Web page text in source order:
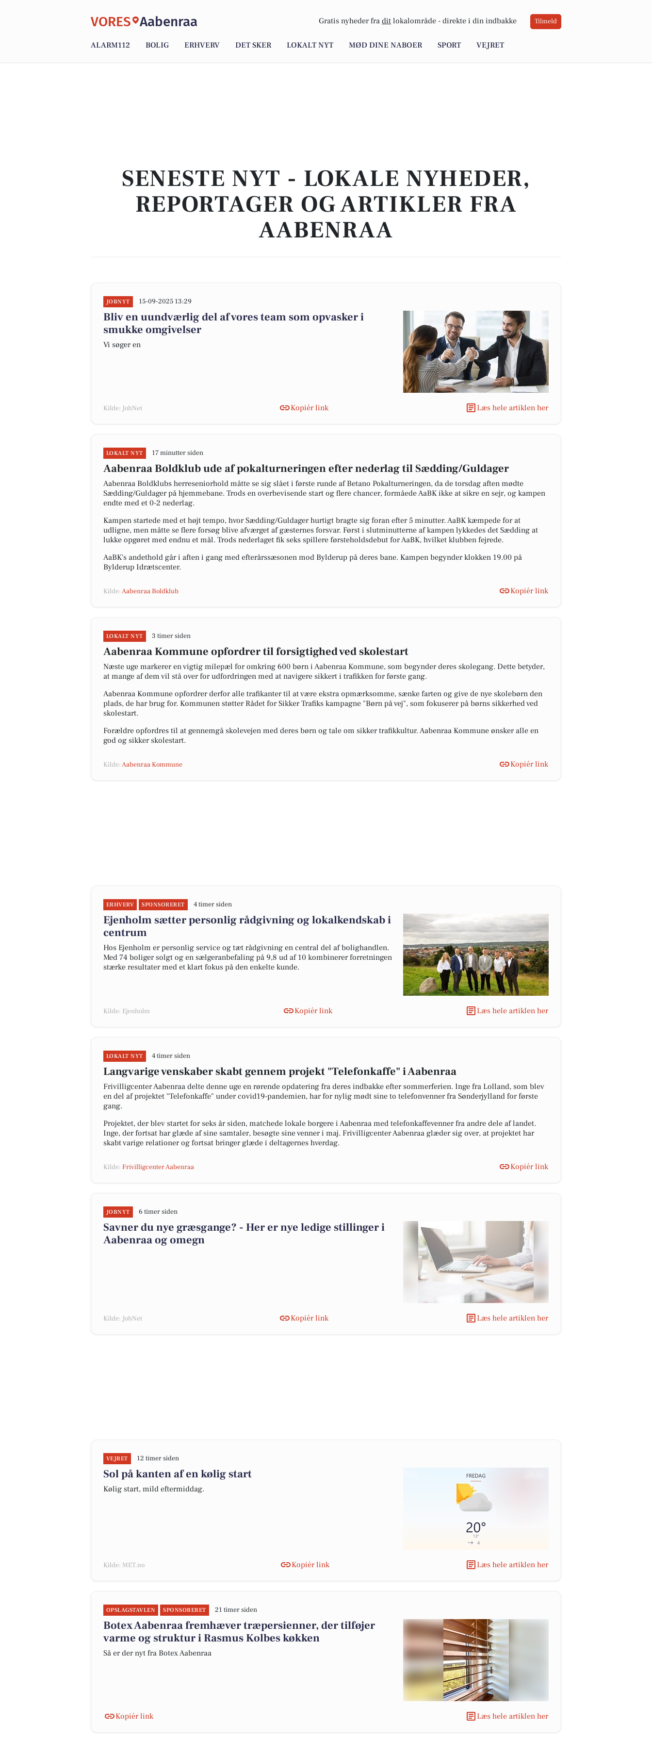
VORES Aabenraa Gratis nyheder fra dit lokalområde - direkte i din indbakke Tilmeld
ALARM112 BOLIG ERHVERV DET SKER LOKALT NYT MØD DINE NABOER SPORT VEJRET
SENESTE NYT - LOKALE NYHEDER,
REPORTAGER OG ARTIKLER FRA
AABENRAA
JOBNYT 15-09-2025 13:29
Bliv en uundværlig del af vores team som opvasker i
smukke omgivelser
Vi søger en
Kilde: JobNet Kopiér link Læs hele artiklen her
LOKALT NYT 17 minutter siden
Aabenraa Boldklub ude af pokalturneringen efter nederlag til Sædding/Guldager
Aabenraa Boldklubs herreseniorhold måtte se sig slået i første runde af Betano Pokalturneringen, da de torsdag aften mødte
Sædding/Guldager på hjemmebane. Trods en overbevisende start og flere chancer, formåede AaBK ikke at sikre en sejr, og kampen
endte med et 0-2 nederlag.
Kampen startede med et højt tempo, hvor Sædding/Guldager hurtigt bragte sig foran efter 5 minutter. AaBK kæmpede for at
udligne, men måtte se flere forsøg blive afværget af gæsternes forsvar. Først i slutminutterne af kampen lykkedes det Sædding at
lukke opgøret med endnu et mål. Trods nederlaget fik seks spillere førsteholdsdebut for AaBK, hvilket klubben fejrede.
AaBK's andethold går i aften i gang med efterårssæsonen mod Bylderup på deres bane. Kampen begynder klokken 19.00 på
Bylderup Idrætscenter.
Kilde:Aabenraa Boldklub Kopiér link
LOKALT NYT 3 timer siden
Aabenraa Kommune opfordrer til forsigtighed ved skolestart
Næste uge markerer en vigtig milepæl for omkring 600 børn i Aabenraa Kommune, som begynder deres skolegang. Dette betyder,
at mange af dem vil stå over for udfordringen med at navigere sikkert i trafikken for første gang.
Aabenraa Kommune opfordrer derfor alle trafikanter til at være ekstra opmærksomme, sænke farten og give de nye skolebørn den
plads, de har brug for. Kommunen støtter Rådet for Sikker Trafiks kampagne "Børn på vej", som fokuserer på børns sikkerhed ved
skolestart.
Forældre opfordres til at gennemgå skolevejen med deres børn og tale om sikker trafikkultur. Aabenraa Kommune ønsker alle en
god og sikker skolestart.
Kilde:Aabenraa Kommune Kopiér link
ERHVERV SPONSORERET 4 timer siden
Ejenholm sætter personlig rådgivning og lokalkendskab i
centrum
Hos Ejenholm er personlig service og tæt rådgivning en central del af bolighandlen.
Med 74 boliger solgt og en sælgeranbefaling på 9,8 ud af 10 kombinerer forretningen
stærke resultater med et klart fokus på den enkelte kunde.
Kilde: Ejenholm Kopiér link Læs hele artiklen her
LOKALT NYT 4 timer siden
Langvarige venskaber skabt gennem projekt "Telefonkaffe" i Aabenraa
Frivilligcenter Aabenraa delte denne uge en rørende opdatering fra deres indbakke efter sommerferien. Inge fra Lolland, som blev
en del af projektet "Telefonkaffe" under covid19-pandemien, har for nylig mødt sine to telefonvenner fra Sønderjylland for første
gang.
Projektet, der blev startet for seks år siden, matchede lokale borgere i Aabenraa med telefonkaffevenner fra andre dele af landet.
Inge, der fortsat har glæde af sine samtaler, besøgte sine venner i maj. Frivilligcenter Aabenraa glæder sig over, at projektet har
skabt varige relationer og fortsat bringer glæde i deltagernes hverdag.
Kilde: Frivilligcenter Aabenraa Kopiér link
JOBNYT 6 timer siden
Savner du nye græsgange? - Her er nye ledige stillinger i
Aabenraa og omegn
Kilde: JobNet Kopiér link Læs hele artiklen her
VEJRET 12 timer siden
Sol på kanten af en kølig start
Kølig start, mild eftermiddag.
Kilde: MET.no Kopiér link Læs hele artiklen her
OPSLAGSTAVLEN SPONSORERET 21 timer siden
Botex Aabenraa fremhæver træpersienner, der tilføjer
varme og struktur i Rasmus Kolbes køkken
Så er der nyt fra Botex Aabenraa
Kopiér link Læs hele artiklen her